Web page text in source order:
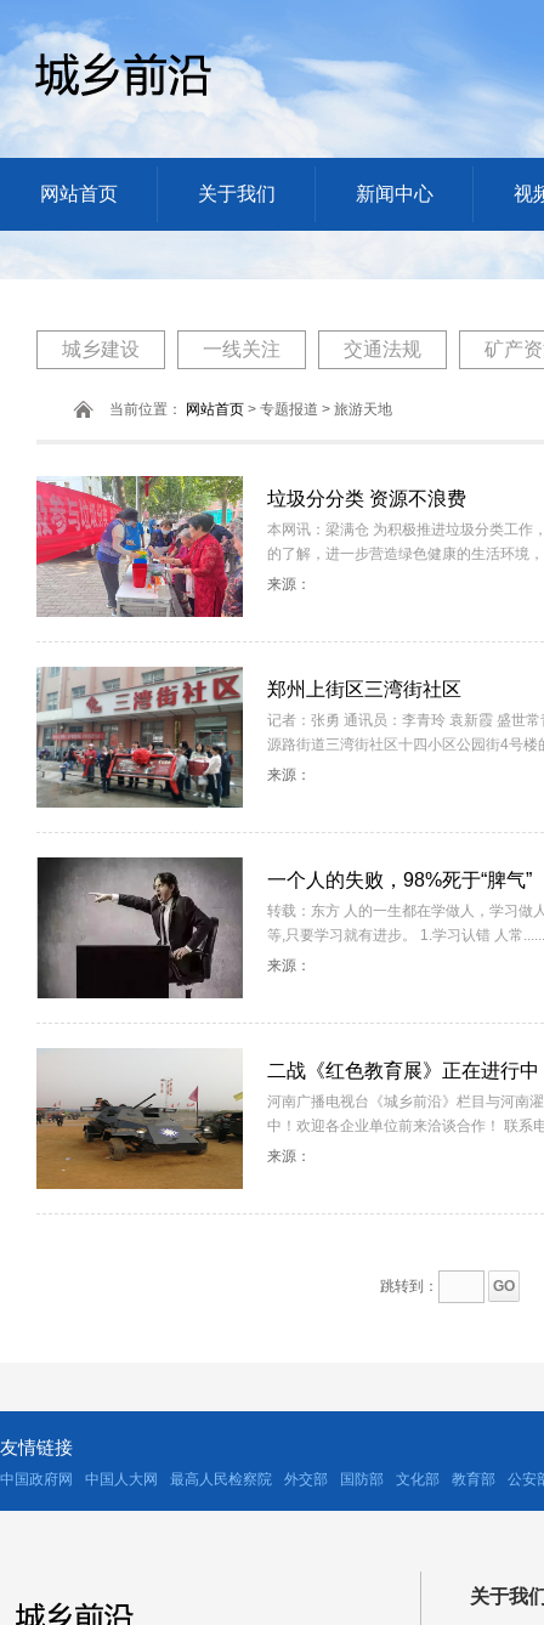
网站首页 关于我们 新闻中心 视
城乡建设 一线关注 交通法规 矿产
当前位置： 网站首页 > 专题报道 > 旅游天地
垃圾分分类 资源不浪费
本网讯：梁满仓 为积极推进垃圾分类工作
的了解，进一步营造绿色健康的生活环境
来源：
郑州上街区三湾街社区
记者：张勇 通讯员：李青玲 袁新霞 盛世
源路街道三湾街社区十四小区公园街4号楼
来源：
一个人的失败，98%死于“脾气”
转载：东方 人的一生都在学做人，学习做
等,只要学习就有进步。 1.学习认错 人常......
来源：
二战《红色教育展》正在进行中
河南广播电视台《城乡前沿》栏目与河南
中！欢迎各企业单位前来洽谈合作！ 联系
来源：
跳转到：
友情链接
中国政府网 中国人大网 最高人民检察院 外交部 国防部 文化部 教育部 公安
关于我